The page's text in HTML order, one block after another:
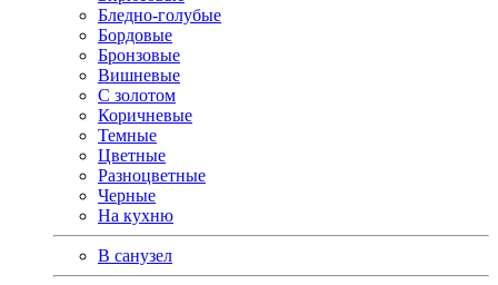
Бледно-голубые
Бордовые
Бронзовые
Вишневые
С золотом
Коричневые
Темные
Цветные
Разноцветные
Черные
На кухню
В санузел